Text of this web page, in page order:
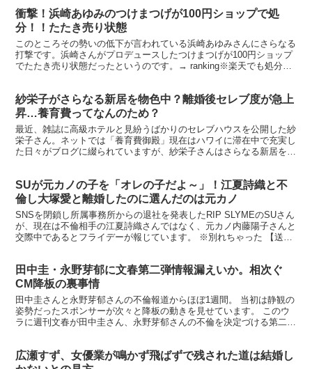
衝撃！浜崎あゆみのつけまつげが100円ショップで処
分！！たたき売り状態
このところその勢いの低下が言われている浜崎あゆみさんにさらなる
打撃です。浜崎さんがプロデュースしたつけまつげが100円ショップ
でたたき売り状態だったというのです。→ ranking※楽天でも処分価
紗栄子がさらなる新居を物色中？離婚後セレブ度が急上
昇…養育費ってなんのため？
最近、雑誌に高級ホテルと見紛うばかりのセレブハウスを公開した紗
栄子さん。ネットでは「養育費御殿」現在はハワイに滞在中で充実し
た日々がブログに綴られていますが、紗栄子さんはさらなる新居を探
SUが元カノの子を「オレの子だよ～」！江夏詩織と不
倫し大塚愛と離婚したのに選んだのは元カノ
SNSを閉鎖し所属事務所からの退社を発表したRIP SLYMEのSUさん
が、現在は不倫相手の江夏詩織さんではなく、元カノ内藤陽子さんと
交際中であるとフライデーが報じています。 ※別れちゃった 【送料
田中圭・永野芽郁に文春第二弾情報漏えいか。相次ぐ
CM降板の裏事情
田中圭さんと永野芽郁さんの不倫報道からほぼ1週間。 当初は静観の
姿勢だったスポンサーが次々と降板の動きを見せています。 このウ
ラに週刊文春が田中圭さん、永野芽郁さんの不倫を決定づける第二弾
広瀬すず、女優業が鳴かず飛ばずで残された道は結婚し